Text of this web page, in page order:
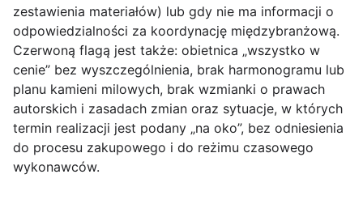
zestawienia materiałów) lub gdy nie ma informacji o
odpowiedzialności za koordynację międzybranżową.
Czerwoną flagą jest także: obietnica „wszystko w
cenie” bez wyszczególnienia, brak harmonogramu lub
planu kamieni milowych, brak wzmianki o prawach
autorskich i zasadach zmian oraz sytuacje, w których
termin realizacji jest podany „na oko”, bez odniesienia
do procesu zakupowego i do reżimu czasowego
wykonawców.